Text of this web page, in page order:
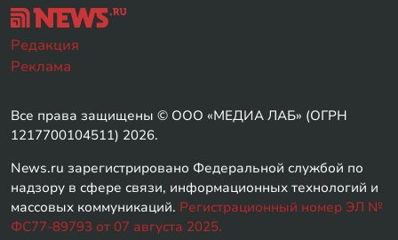
Редакция
Реклама
Все права защищены © ООО «МЕДИА ЛАБ» (ОГРН
1217700104511) 2026.
News.ru зарегистрировано Федеральной службой по
надзору в сфере связи, информационных технологий и
массовых коммуникаций. Регистрационный номер ЭЛ №
ФС77-89793 от 07 августа 2025.